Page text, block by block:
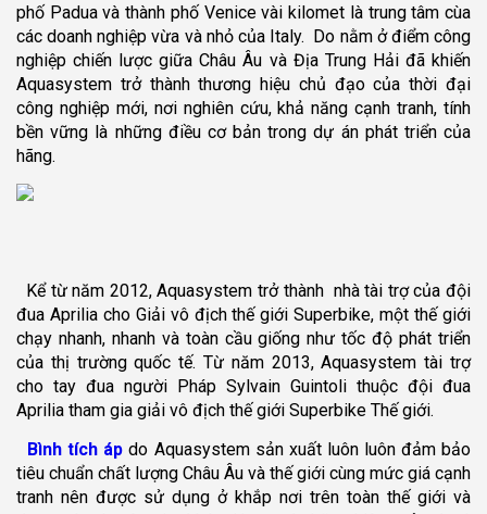
phố Padua và thành phố Venice vài kilomet là trung tâm cùa
các doanh nghiệp vừa và nhỏ của Italy. Do nằm ở điểm công
nghiệp chiến lược giữa Châu Âu và Địa Trung Hải đã khiến
Aquasystem trở thành thương hiệu chủ đạo của thời đại
công nghiệp mới, nơi nghiên cứu, khả năng cạnh tranh, tính
bền vững là những điều cơ bản trong dự án phát triển của
hãng.
Kể từ năm 2012, Aquasystem trở thành nhà tài trợ của đội
đua Aprilia cho Giải vô địch thế giới Superbike, một thế giới
chạy nhanh, nhanh và toàn cầu giống như tốc độ phát triển
của thị trường quốc tế. Từ năm 2013, Aquasystem tài trợ
cho tay đua người Pháp Sylvain Guintoli thuộc đội đua
Aprilia tham gia giải vô địch thế giới Superbike Thế giới.
Bình tích áp do Aquasystem sản xuất luôn luôn đảm bảo
tiêu chuẩn chất lượng Châu Âu và thế giới cùng mức giá cạnh
tranh nên được sử dụng ở khắp nơi trên toàn thế giới và